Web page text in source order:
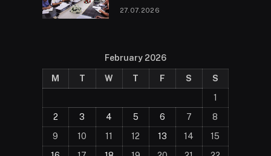
27.07.2026
February 2026
M T W T F S
S
1
2
3 4 5 6 7
8
9
10 11 12 13 14
15